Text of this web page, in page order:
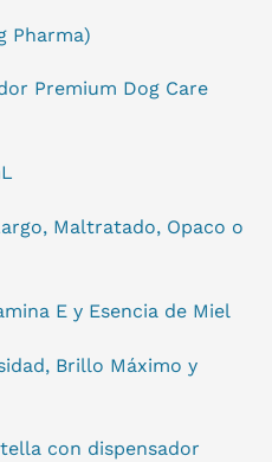
Pharma)
Premium Dog Care
Maltratado, Opaco o
E y Esencia de Miel
Brillo Máximo y
con dispensador